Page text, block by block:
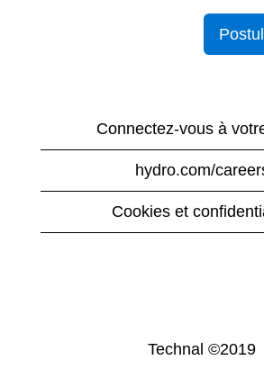
Connectez-vous à
hydro.com/
Cookies et
Technal ©2019